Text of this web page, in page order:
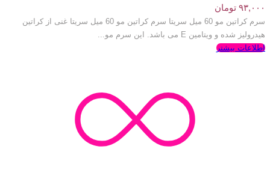
۹۳,۰۰۰ تومان
سرم کراتین مو 60 میل سریتا سرم کراتین مو 60 میل سریتا غنی از کراتین
هیدرولیز شده و ویتامین E می باشد. این سرم مو...
اطلاعات بیشتر